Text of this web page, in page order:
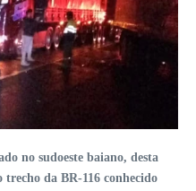
no sudoeste baiano, desta
da BR-116 conhecido